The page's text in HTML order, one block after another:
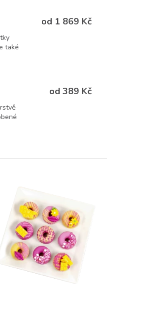
také
od 1 869 Kč
od 389 Kč